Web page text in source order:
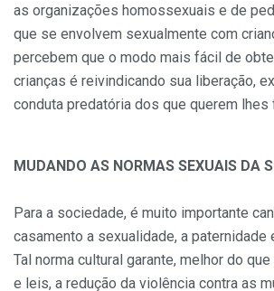
as organizações homossexuais e de
que se envolvem sexualmente com
percebem que o modo mais fácil de
crianças é reivindicando sua liberação,
conduta predatória dos que querem lhes
MUDANDO AS NORMAS SEXUAIS DA
Para a sociedade, é muito importante
casamento a sexualidade, a paternidade
Tal norma cultural garante, melhor do
e leis, a redução da violência contra as